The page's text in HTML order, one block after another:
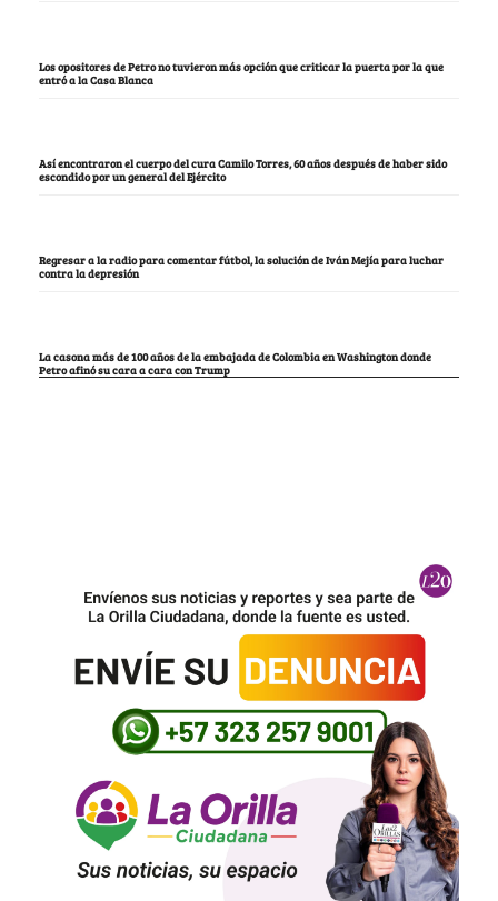
Los opositores de Petro no tuvieron más opción que criticar la puerta por la que
entró a la Casa Blanca
Así encontraron el cuerpo del cura Camilo Torres, 60 años después de haber sido
escondido por un general del Ejército
Regresar a la radio para comentar fútbol, la solución de Iván Mejía para luchar
contra la depresión
La casona más de 100 años de la embajada de Colombia en Washington donde
Petro afinó su cara a cara con Trump